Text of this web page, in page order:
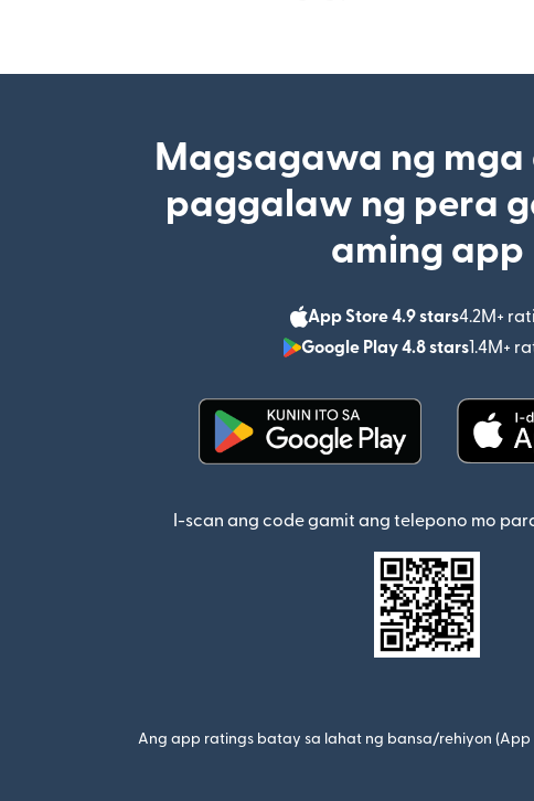
Magsagawa ng
paggalaw ng pera
aming app
App Store 4.9 stars4.2M+
Google Play 4.8 stars1.4M+
I-scan ang code gamit ang telepono mo
Ang app ratings batay sa lahat ng bansa/rehiyon